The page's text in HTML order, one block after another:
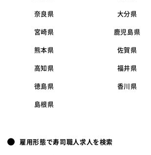
奈良県 大分県
宮崎県 鹿児島県
熊本県 佐賀県
高知県 福井県
徳島県 香川県
島根県
雇用形態で寿司職人求人を検索